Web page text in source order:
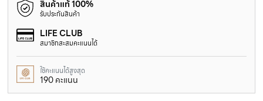
สินค้าแท้ 100%
รับประกันสินค้า
LIFE CLUB
สมาชิกสะสมคะแนนได้
ใช้คะแนนได้สูงสุด
190 คะแนน